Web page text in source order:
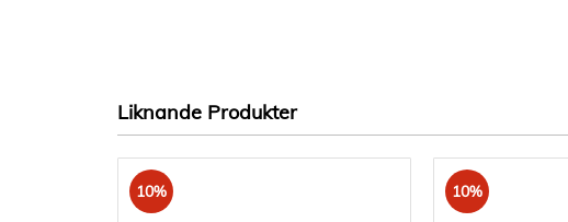
Liknande Produkter
10% 10%